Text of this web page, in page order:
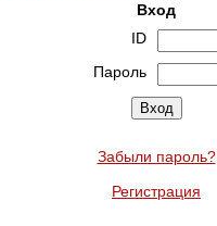
Вход
ID
Пароль
Забыли пароль?
Регистрация